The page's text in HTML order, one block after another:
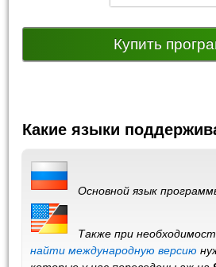
Купить
Какие языки
Основной язык
Также при
найти международную версию